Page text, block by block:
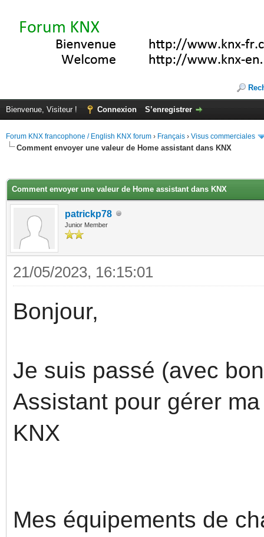
Bienvenue, Visiteur ! Connexion S’enregistrer
Forum KNX francophone / English KNX forum › Français › Visus commerciales
Comment envoyer une valeur de Home assistant dans KNX
Comment envoyer une valeur de Home assistant dans KNX
patrickp78
Junior Member
21/05/2023, 16:15:01
Bonjour,
Je suis passé (avec
Assistant pour gérer
KNX
Mes équipements de